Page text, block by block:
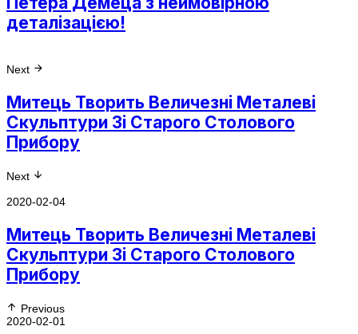
деталізацією!
Next
Митець Творить Величезні Металеві
Скульптури Зі Старого Столового
Прибору
Next
2020-02-04
Митець Творить Величезні Металеві
Скульптури Зі Старого Столового
Прибору
Previous
2020-02-01